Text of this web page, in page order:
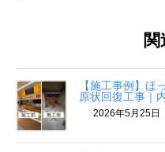
【施工事例】ほ
原状回復工事｜
2026年5月25日